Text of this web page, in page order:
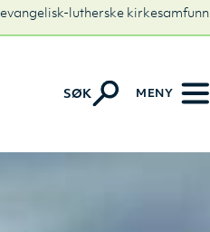
lutherske kirkesamfunn
SØK MENY